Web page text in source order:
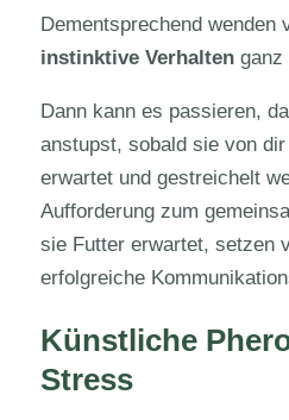
Dementsprechend wenden
instinktive Verhaltenganz
Dann kann es passieren,
anstupst, sobald sie von
erwartet und gestreichelt
Aufforderung zum
sie Futter erwartet, setzen
erfolgreiche
Künstliche
Stress